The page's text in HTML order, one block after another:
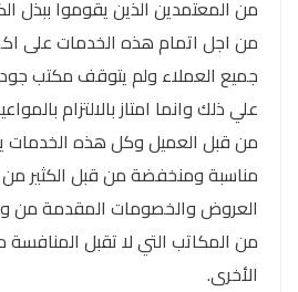
من المعتمدين الذين يقوموا ببذل
من اجل اتمام هذه الخدمات على
جميع العملاء ولم يتوقف مكتب
علي ذلك وانما امتاز بالالتزام
من قبل العميل وكل هذه الخدمات
مناسبة ومنخفضة من قبل الكثير من
العروض والخصومات المقدمة من
من المكاتب التي لا تقبل
الأخرى.